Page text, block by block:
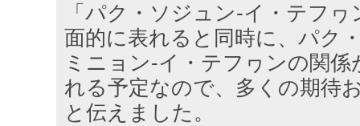
「パク・ソジュン-イ・テフ
面的に表れると同時に、パク
ミニョン-イ・テフヮンの関
れる予定なので、多くの期待
と伝えました。